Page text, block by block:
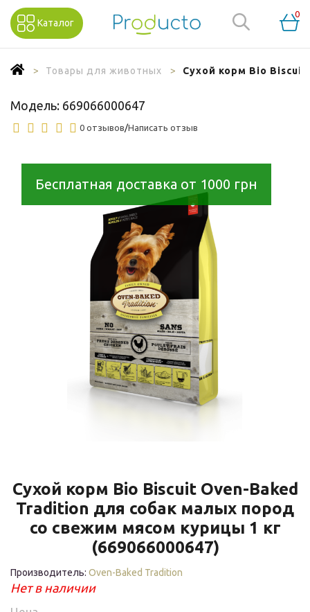
Каталог
0
Товары для животных Сухой корм Bio
Модель: 669066000647
0 отзывов/Написать отзыв
Бесплатная доставка от 1000 грн
Сухой корм Bio Biscuit Oven-Baked
Tradition для собак малых пород
со свежим мясом курицы 1 кг
(669066000647)
Производитель: Oven-Baked Tradition
Нет в наличии